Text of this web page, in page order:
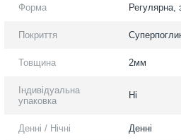
Форма Регулярна,
Покриття
Товщина 2мм
Індивідуальна
упаковка
Ні
Денні / Нічні Денні